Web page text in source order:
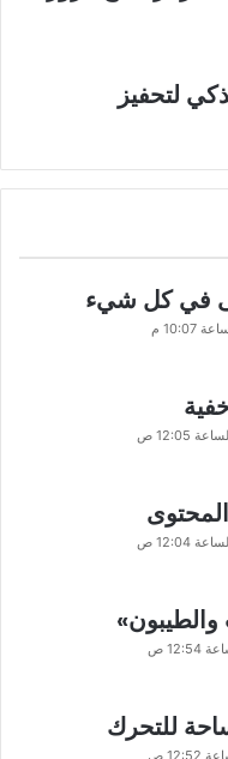
لتحفيز
في كل شيء
والطيبون»
للتحرك